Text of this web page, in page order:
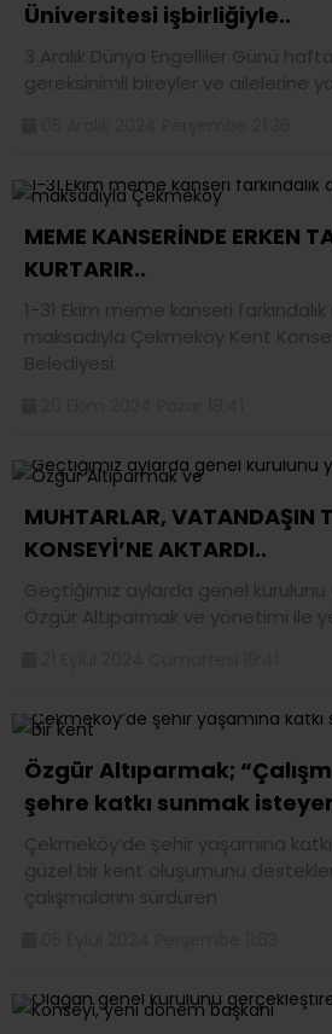
Üniversitesi işbirliğiyle..
3 Aralık Dünya Engelliler Günü
gereksinimli bireyler ve ailelerine
MEME KANSERİNDE ERKEN
KURTARIR..
1-31 Ekim meme kanseri
maksadıyla Çekmeköy Kent
Belediyesi
MUHTARLAR, VATANDAŞIN
KONSEYİ’NE AKTARDI..
Geçtiğimiz aylarda genel
Özgür Altıparmak ve yönetimi ile
Özgür Altıparmak;
şehre katkı sunmak
Çekmeköy’de şehir yaşamına
güzel bir kent oluşumunu
çalışmalarını sürdüren